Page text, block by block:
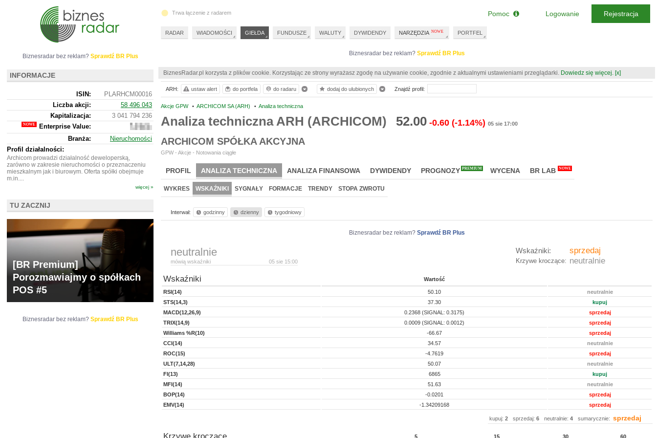
Biznesradar bez reklam? Sprawdź BR Plus
BiznesRadar.pl korzysta z plików cookie. Korzystając ze strony wyrażasz zgodę na używanie cookie, zgodnie z aktualnymi ustawieniami przeglądarki. Dowiedz się więcej. [x]
Akcje GPW • ARCHICOM SA (ARH) • Analiza techniczna
Analiza techniczna ARH (ARCHICOM) 52.00 -0.60 (-1.14%) 05 sie 17:00
ARCHICOM SPÓŁKA AKCYJNA
GPW - Akcje - Notowania ciągłe
PROFIL ANALIZA TECHNICZNA ANALIZA FINANSOWA DYWIDENDY PROGNOZY PREMIUM WYCENA BR LAB NOWE
WYKRES WSKAŹNIKI SYGNAŁY FORMACJE TRENDY STOPA ZWROTU
Interwał: godzinny dzienny tygodniowy
Biznesradar bez reklam? Sprawdź BR Plus
neutralnie
05 sie 15:00
mówią wskaźniki
sprzedaj
Wskaźniki:
neutralnie
Krzywe kroczące:
Wskaźniki Wartość
RSI(14) 50.10
neutralnie
STS(14,3)
37.30
kupuj
MACD(12,26,9)
0.2368 (SIGNAL: 0.3175)
sprzedaj
TRIX(14,9)
0.0009 (SIGNAL: 0.0012)
sprzedaj
Williams %R(10)
-66.67
sprzedaj
CCI(14)
34.57
neutralnie
ROC(15)
-4.7619
sprzedaj
ULT(7,14,28)
50.07
neutralnie
FI(13)
6865
kupuj
MFI(14)
51.63
neutralnie
BOP(14)
-0.0201
sprzedaj
EMV(14)
-1.34209168 sprzedaj
kupuj: 2 sprzedaj: 6 neutralnie: 4 sumarycznie: sprzedaj
5 15 30 60
ARH: ustaw alert do portfela do radaru dodaj do ulubionych Znajdź profil:
Biznesradar bez reklam? Sprawdź BR Plus
INFORMACJE
ISIN:
PLARHCM00016
Liczba akcji:
58 496 043
Kapitalizacja:
3 041 794 236
Enterprise Value:
3
819
355
Branża:
Nieruchomości
Profil działalności:
Archicom prowadzi działalność deweloperską,
zarówno w zakresie nieruchomości o przeznaczeniu
mieszkalnym jak i biurowym. Oferta spółki obejmuje
m.in....
więcej »
TU ZACZNIJ
[BR Premium]
Porozmawiajmy o spółkach
POS #5
Biznesradar bez reklam? Sprawdź BR Plus
Trwa łączenie z radarem
RADAR WIADOMOŚCI GIEŁDA FUNDUSZE WALUTY DYWIDENDY NARZĘDZIA PORTFEL
Pomoc Logowanie Rejestracja